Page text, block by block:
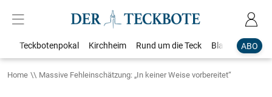
ABO
Teckbotenpokal Kirchheim Rund um die Teck Blaulicht
Home Massive Fehleinschätzung: „In keiner Weise vorbereitet“